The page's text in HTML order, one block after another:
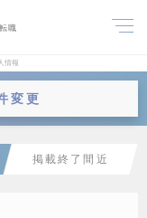
職
情報
変更
掲載終了間近